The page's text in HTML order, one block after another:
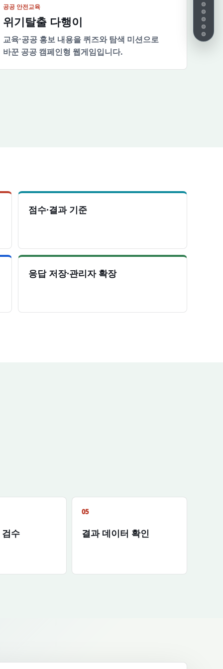
공공 안전교육
위기탈출 다행이
교육·공공 홍보 내용을 퀴즈와 탐색 미션으로
바꾼 공공 캠페인형 웹게임입니다.
점수·결과 기준
응답 저장·관리자 확장
검수
05
결과 데이터 확인